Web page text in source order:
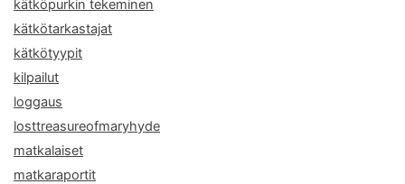
kätköpurkin tekeminen
kätkötarkastajat
kätkötyypit
kilpailut
loggaus
losttreasureofmaryhyde
matkalaiset
matkaraportit